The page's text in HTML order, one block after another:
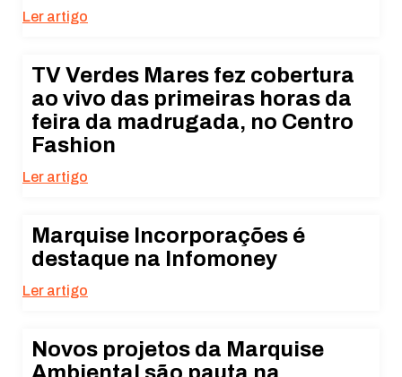
Ler artigo
TV Verdes Mares fez cobertura
ao vivo das primeiras horas da
feira da madrugada, no Centro
Fashion
Ler artigo
Marquise Incorporações é
destaque na Infomoney
Ler artigo
Novos projetos da Marquise